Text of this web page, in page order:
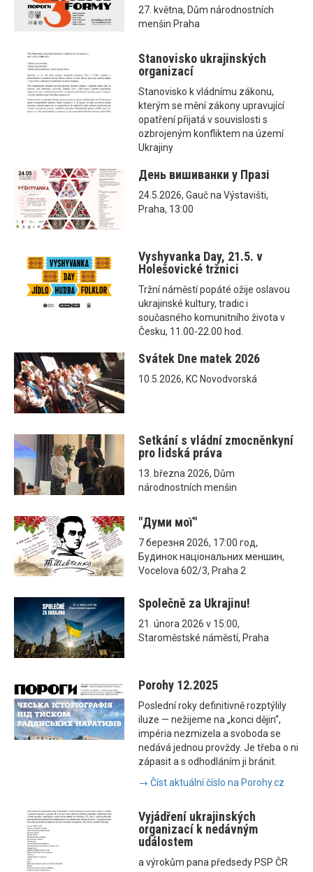
27. května, Dům národnostních
menšin Praha
Stanovisko ukrajinských
organizací
Stanovisko k vládnímu zákonu,
kterým se mění zákony upravující
opatření přijatá v souvislosti s
ozbrojeným konfliktem na území
Ukrajiny
День вишиванки у Празі
24.5.2026, Gauč na Výstavišti,
Praha, 13:00
Vyshyvanka Day, 21.5. v
Holešovické tržnici
Tržní náměstí popáté ožije oslavou
ukrajinské kultury, tradic i
současného komunitního života v
Česku, 11.00-22.00 hod.
Svátek Dne matek 2026
10.5.2026, KC Novodvorská
Setkání s vládní zmocněnkyní
pro lidská práva
13. března 2026, Dům
národnostních menšin
"Думи мої"
7 березня 2026, 17:00 год,
Будинок національних меншин,
Vocelova 602/3, Praha 2
Společně za Ukrajinu!
21. února 2026 v 15:00,
Staroměstské náměstí, Praha
Porohy 12.2025
Poslední roky definitivně rozptýlily
iluze — nežijeme na „konci dějin“,
impéria nezmizela a svoboda se
nedává jednou provždy. Je třeba o ni
zápasit a s odhodláním ji bránit.
→ Číst aktuální číslo na Porohy.cz
Vyjádření ukrajinských
organizací k nedávným
událostem
a výrokům pana předsedy PSP ČR